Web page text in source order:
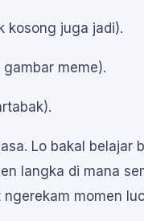
kosong juga jadi).
meme).
Lo bakal belajar
langka di mana
momen